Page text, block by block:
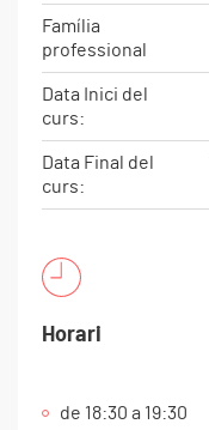
Família
professional
Data Inici del
curs:
Data Final del
curs:
Horari
de 18:30 a 19:30